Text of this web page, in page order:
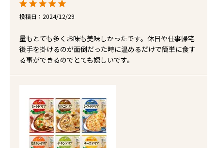
投稿日 2024/12/29
量もとても多くお味も美味しかったです。休日や仕事帰宅
後手を掛けるのが面倒だった時に温めるだけで簡単に食す
る事ができるのでとても嬉しいです。